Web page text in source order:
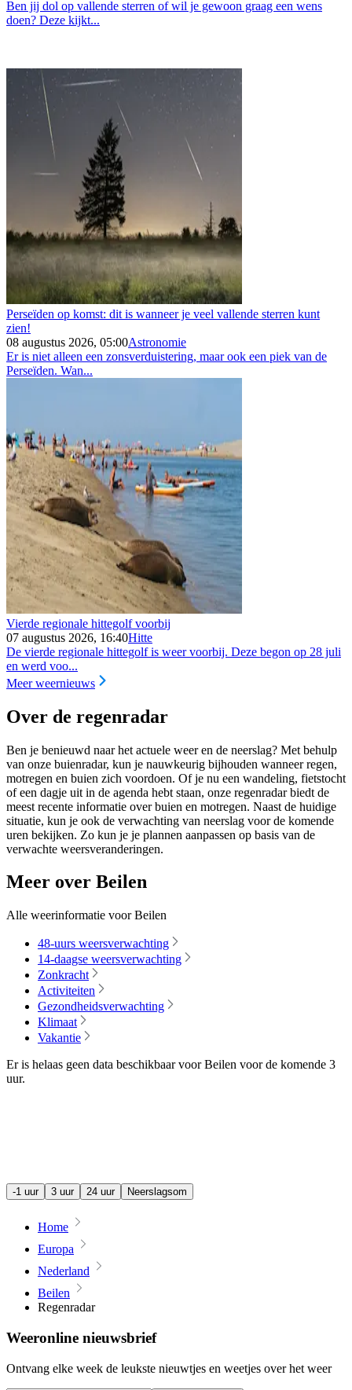
Ben jij dol op vallende sterren of wil je gewoon graag een wens
doen? Deze kijkt...
Perseïden op komst: dit is wanneer je veel vallende sterren kunt
zien!
08 augustus 2026, 05:00Astronomie
Er is niet alleen een zonsverduistering, maar ook een piek van de
Perseïden. Wan...
Vierde regionale hittegolf voorbij
07 augustus 2026, 16:40Hitte
De vierde regionale hittegolf is weer voorbij. Deze begon op 28 juli
en werd voo...
Meer weernieuws
Over de regenradar
Ben je benieuwd naar het actuele weer en de neerslag? Met behulp
van onze buienradar, kun je nauwkeurig bijhouden wanneer regen,
motregen en buien zich voordoen. Of je nu een wandeling, fietstocht
of een dagje uit in de agenda hebt staan, onze regenradar biedt de
meest recente informatie over buien en motregen. Naast de huidige
situatie, kun je ook de verwachting van neerslag voor de komende
uren bekijken. Zo kun je je plannen aanpassen op basis van de
verwachte weersveranderingen.
Meer over Beilen
Alle weerinformatie voor Beilen
48-uurs weersverwachting
14-daagse weersverwachting
Zonkracht
Activiteiten
Gezondheidsverwachting
Klimaat
Vakantie
Er is helaas geen data beschikbaar voor Beilen voor de komende 3
uur.
-1 uur 3 uur 24 uur Neerslagsom
Home
Europa
Nederland
Beilen
Regenradar
Weeronline nieuwsbrief
Ontvang elke week de leukste nieuwtjes en weetjes over het weer